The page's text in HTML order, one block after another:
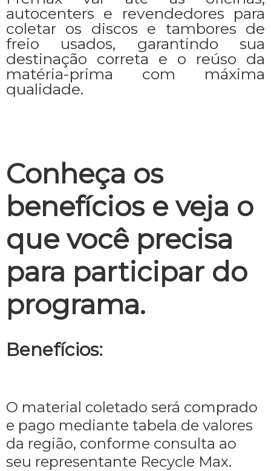
autocenters e revendedores para
coletar os discos e tambores de
freio usados, garantindo sua
destinação correta e o reúso da
matéria-prima com máxima
qualidade.
Conheça os
benefícios e veja o
que você precisa
para participar do
programa.
Benefícios:
O material coletado será comprado
e pago mediante tabela de valores
da região, conforme consulta ao
seu representante Recycle Max.